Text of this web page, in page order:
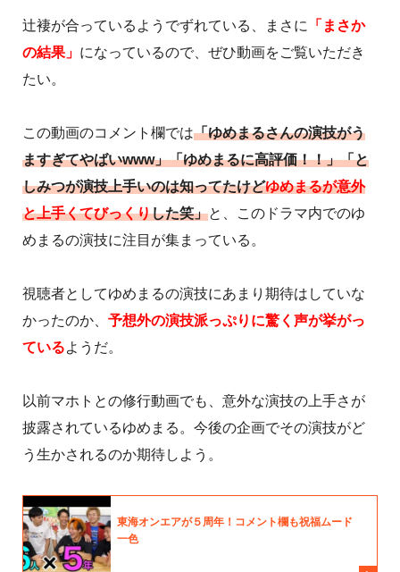
辻褄が合っているようでずれている、まさに
「まさか
の結果」 になっているので、ぜひ動画をご覧いただき
たい。
この動画のコメント欄では「ゆめまるさんの演技がう
ますぎてやばいwww」「ゆめまるに高評価！！」「と
しみつが演技上手いのは知ってたけどゆめまるが意外
と上手くてびっくりした笑」と、このドラマ内でのゆ
めまるの演技に注目が集まっている。
視聴者としてゆめまるの演技にあまり期待はしていな
かったのか、 予想外の演技派っぷりに驚く声が挙がっ
ているようだ。
以前マホトとの修行動画でも、意外な演技の上手さが
披露されているゆめまる。今後の企画でその演技がど
う生かされるのか期待しよう。